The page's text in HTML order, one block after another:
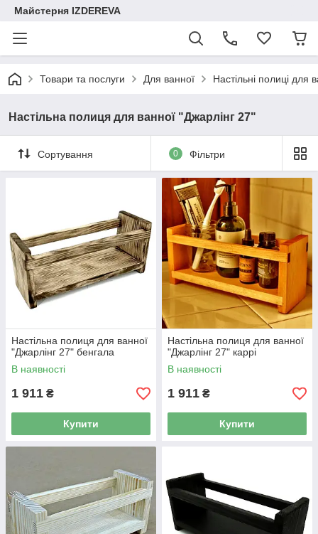
Майстерня IZDEREVA
Товари та послуги Для ванної Настільні полиці для
Настільна полиця для ванної "Джарлінг 27"
Сортування 0 Фільтри
Настільна полиця для ванної
"Джарлінг 27" бенгала
В наявності
1 911 ₴
Купити
Настільна полиця для ванної
"Джарлінг 27" каррі
В наявності
1 911 ₴
Купити